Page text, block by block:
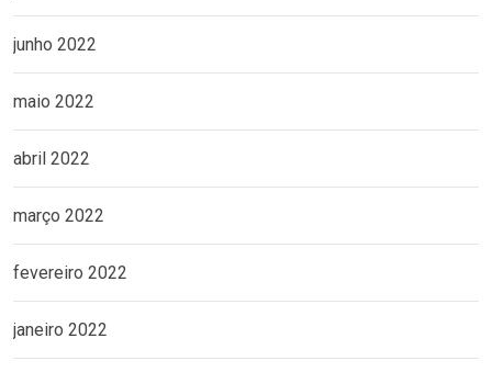
junho 2022
maio 2022
abril 2022
março 2022
fevereiro 2022
janeiro 2022